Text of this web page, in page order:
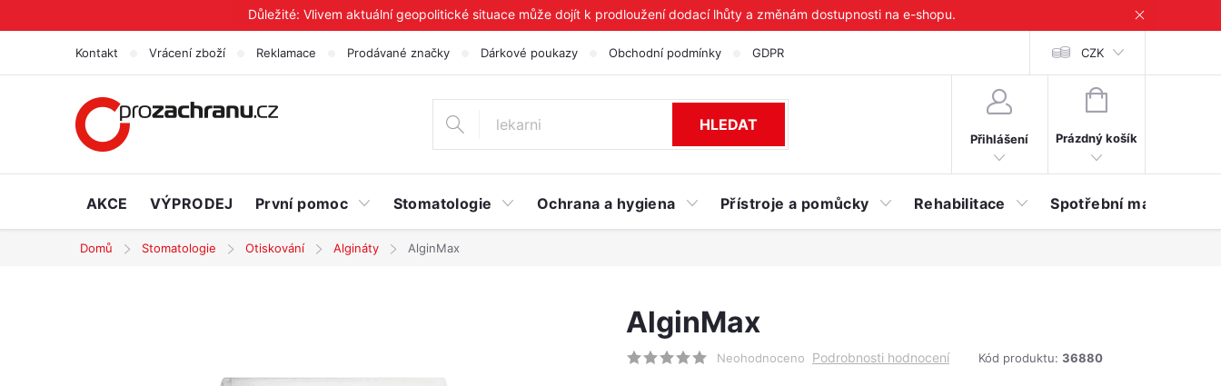
Důležité: Vlivem aktuální geopolitické situace může dojít k prodloužení dodací lhůty a změnám dostupnosti na e-shopu.
Kontakt Vrácení zboží Reklamace Prodávané značky Dárkové poukazy Obchodní podmínky GDPR CZK
HLEDAT
Přihlášení
NÁKUPNÍ
Prázdný košík
AKCE VÝPRODEJ První pomoc Stomatologie Ochrana a hygiena Přístroje a pomůcky Rehabilitace Spotřební materiál
Domů Stomatologie Otiskování Algináty AlginMax
AlginMax
Neohodnoceno Podrobnosti hodnocení Kód produktu: 36880